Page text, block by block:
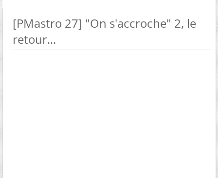
[PMastro 27] "On s'accroche" 2, le
retour...